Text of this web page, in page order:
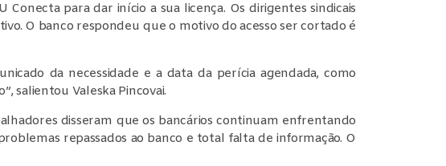
para dar início a sua licença. Os dirigentes sindicais
O banco respondeu que o motivo do acesso ser cortado é
da necessidade e a data da perícia agendada, como
salientou Valeska Pincovai.
disseram que os bancários continuam enfrentando
repassados ao banco e total falta de informação. O